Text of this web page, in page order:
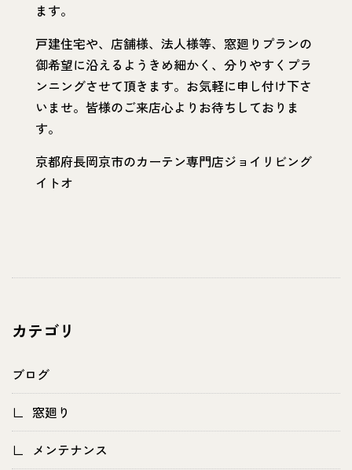
カテゴリ
ブログ
窓廻り
メンテナンス
ます。
戸建住宅や、店舗様、法人様等、窓廻りプランの
御希望に沿えるようきめ細かく、分りやすくプラ
ンニングさせて頂きます。お気軽に申し付け下さ
いませ。皆様のご来店心よりお待ちしておりま
す。
京都府長岡京市のカーテン専門店ジョイリビング
イトオ